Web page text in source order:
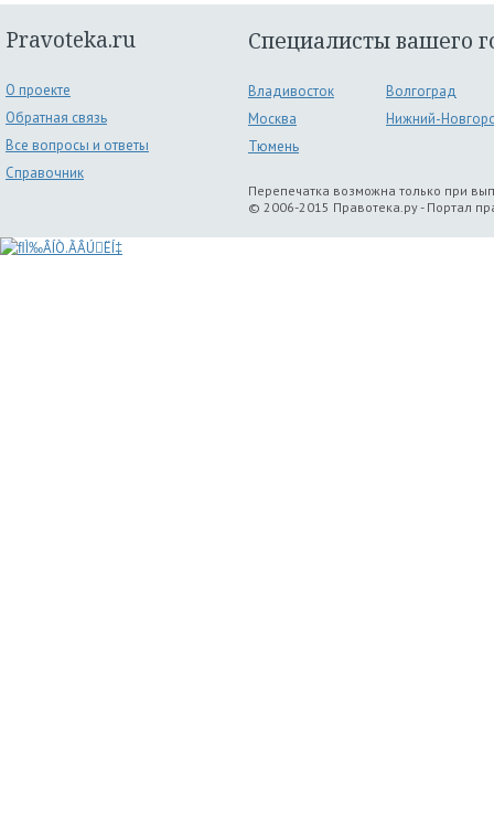
Pravoteka.ru
О проекте
Обратная связь
Все вопросы и ответы
Справочник
Специалисты вашего
Владивосток
Волгоград
Москва
Нижний-
Тюмень
Перепечатка возможна только при
© 2006-2015 Правотека.ру - Портал